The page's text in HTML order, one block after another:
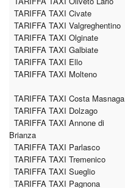
TARIFFA TAXI Civate
TARIFFA TAXI Valgreghentino
TARIFFA TAXI Olginate
TARIFFA TAXI Galbiate
TARIFFA TAXI Ello
TARIFFA TAXI Molteno
TARIFFA TAXI Costa Masnaga
TARIFFA TAXI Dolzago
TARIFFA TAXI Annone di
Brianza
TARIFFA TAXI Parlasco
TARIFFA TAXI Tremenico
TARIFFA TAXI Sueglio
TARIFFA TAXI Pagnona